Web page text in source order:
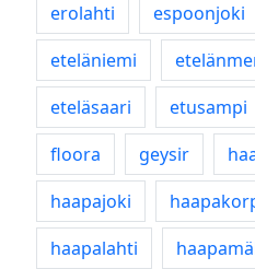
erolahti
espoonjoki
eteläniemi
eteläsaari
etusampi
floora
geysir
haapajoki
haapalahti